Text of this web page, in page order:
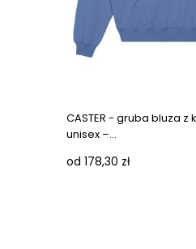
CASTER - gruba bluza
unisex –...
od 178,30 zł